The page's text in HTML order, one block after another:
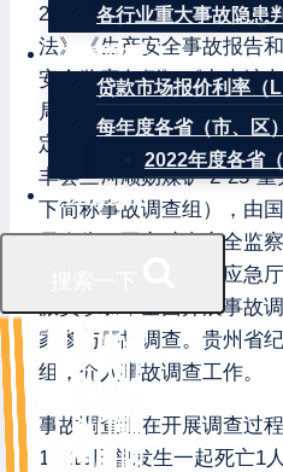
各行业重大事故隐患
权威数据
贷款市场报价利率（
每年度各省（市、区
2022年度各省
联系我们
2022年3月5日，依据《中
法》《生产安全事故报告
安全监察条例》《中央编
局设在地方的机构设置有
定，经省人民政府批准，
丰县三河顺勋煤矿“2·25”
下简称事故调查组），由
局牵头，国家矿山安全监
组长，省能源局、省应急
派员参加，全面开展事故
家参与事故调查。贵州省
组，介入事故调查工作。
事故调查组在开展调查过
1月13日曾发生一起死亡1